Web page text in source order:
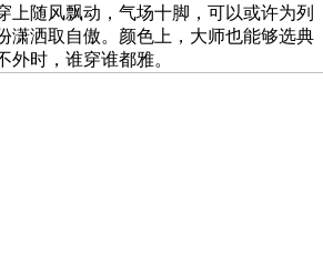
上随风飘动，气场十脚，可以或许为列
潇洒取自傲。颜色上，大师也能够选典
外时，谁穿谁都雅。